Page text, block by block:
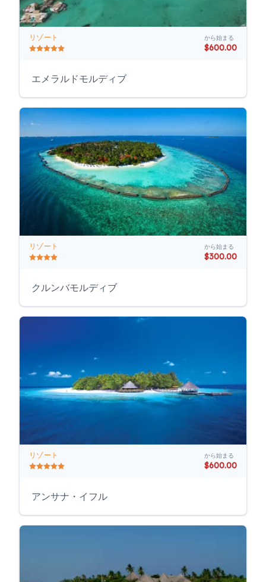
リゾート から始まる
$600.00
エメラルドモルディブ
リゾート から始まる
$300.00
クルンバモルディブ
リゾート から始まる
$600.00
アンサナ・イフル